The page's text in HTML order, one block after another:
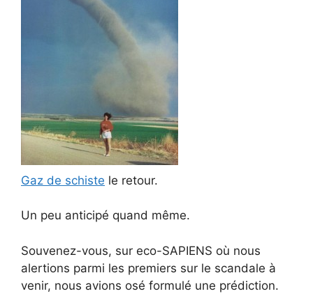
Gaz de schiste le retour.
Un peu anticipé quand même.
Souvenez-vous, sur eco-SAPIENS où nous
alertions parmi les premiers sur le scandale à
venir, nous avions osé formulé une prédiction.